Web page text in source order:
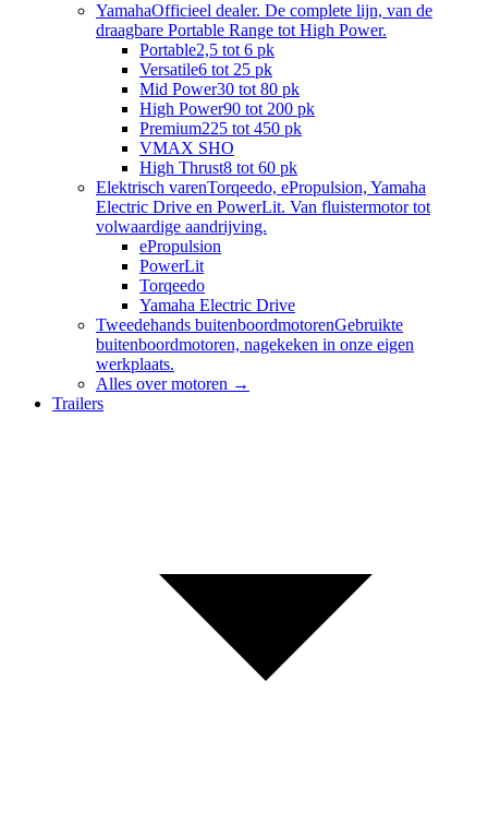
YamahaOfficieel dealer. De complete lijn, van de
draagbare Portable Range tot High Power.
Portable2,5 tot 6 pk
Versatile6 tot 25 pk
Mid Power30 tot 80 pk
High Power90 tot 200 pk
Premium225 tot 450 pk
VMAX SHO
High Thrust8 tot 60 pk
Elektrisch varenTorqeedo, ePropulsion, Yamaha
Electric Drive en PowerLit. Van fluistermotor tot
volwaardige aandrijving.
ePropulsion
PowerLit
Torqeedo
Yamaha Electric Drive
Tweedehands buitenboordmotorenGebruikte
buitenboordmotoren, nagekeken in onze eigen
werkplaats.
Alles overmotoren →
Trailers